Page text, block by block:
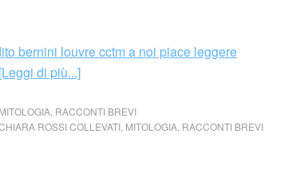
[Leggi di più...]
MITOLOGIA RACCONTI BREVI
ROSSI COLLEVATI MITOLOGIA RACCONTI BREVI